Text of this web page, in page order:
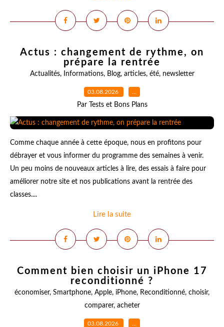
Actus : changement de rythme, on
prépare la rentrée
Actualités, Informations, Blog, articles, été, newsletter
03.08.2026 …
Par Tests et Bons Plans
Comme chaque année à cette époque, nous en profitons pour
débrayer et vous informer du programme des semaines à venir.
Un peu moins de nouveaux articles à lire, des essais à faire pour
améliorer notre site et nos publications avant la rentrée des
classes....
Lire la suite
Comment bien choisir un iPhone 17
reconditionné ?
économiser, Smartphone, Apple, iPhone, Reconditionné, choisir,
comparer, acheter
03.08.2026 …